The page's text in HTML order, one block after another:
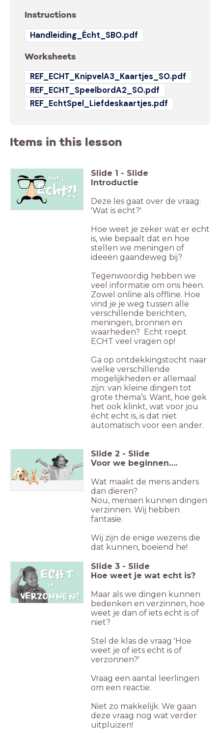
Instructions
Handleiding_Écht_SBO.pdf
Worksheets
REF_ECHT_KnipvelA3_Kaartjes_SO.pdf
REF_ECHT_SpeelbordA2_SO.pdf
REF_EchtSpel_Liefdeskaartjes.pdf
Items in this lesson
Slide 1 - Slide
Introductie
Deze les gaat over de vraag:
'Wat is echt?'
Hoe weet je zeker wat er echt
is, wie bepaalt dat en hoe
stellen we meningen of
ideeën gaandeweg bij?
Tegenwoordig hebben we
veel informatie om ons heen.
Zowel online als offline. Hoe
vind je je weg tussen alle
verschillende berichten,
meningen, bronnen en
waarheden? Echt roept
ECHT veel vragen op!
Ga op ontdekkingstocht naar
welke verschillende
mogelijkheden er allemaal
zijn: van kleine dingen tot
grote thema’s. Want, hoe gek
het ook klinkt, wat voor jou
écht echt is, is dat niet
automatisch voor een ander.
Slide 2 - Slide
Voor we beginnen….
Wat maakt de mens anders
dan dieren?
Nou, mensen kunnen dingen
verzinnen. Wij hebben
fantasie.
Wij zijn de enige wezens die
dat kunnen, boeiend he!
Slide 3 - Slide
Hoe weet je wat echt is?
Maar als we dingen kunnen
bedenken en verzinnen, hoe
weet je dan of iets echt is of
niet?
Stel de klas de vraag 'Hoe
weet je of iets echt is of
verzonnen?'
Vraag een aantal leerlingen
om een reactie.
Niet zo makkelijk. We gaan
deze vraag nog wat verder
uitpluizen!